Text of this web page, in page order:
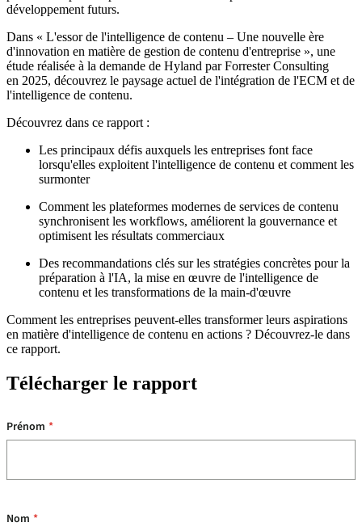
développement futurs.
Dans « L'essor de l'intelligence de contenu – Une nouvelle ère
d'innovation en matière de gestion de contenu d'entreprise », une
étude réalisée à la demande de Hyland par Forrester Consulting
en 2025, découvrez le paysage actuel de l'intégration de l'ECM et de
l'intelligence de contenu.
Découvrez dans ce rapport :
Les principaux défis auxquels les entreprises font face
lorsqu'elles exploitent l'intelligence de contenu et comment les
surmonter
Comment les plateformes modernes de services de contenu
synchronisent les workflows, améliorent la gouvernance et
optimisent les résultats commerciaux
Des recommandations clés sur les stratégies concrètes pour la
préparation à l'IA, la mise en œuvre de l'intelligence de
contenu et les transformations de la main-d'œuvre
Comment les entreprises peuvent-elles transformer leurs aspirations
en matière d'intelligence de contenu en actions ? Découvrez-le dans
ce rapport.
Télécharger le rapport
*
Prénom
*
Nom